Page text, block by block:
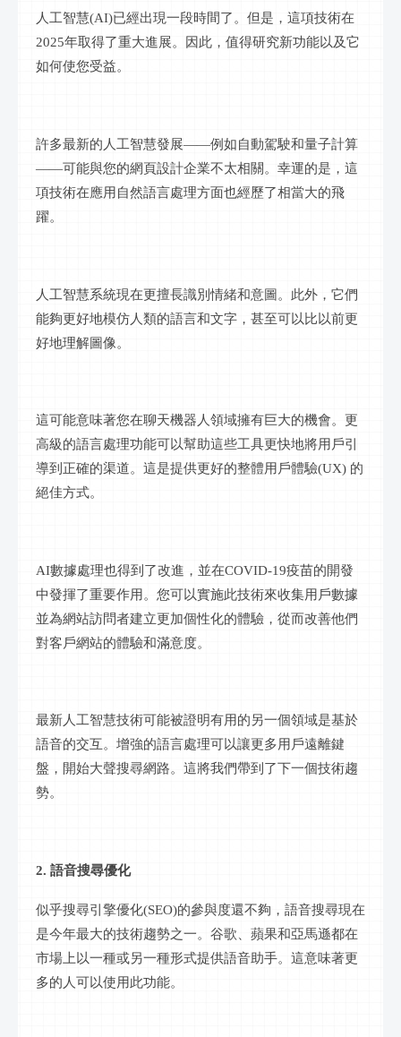
人工智慧(AI)已經出現一段時間了。但是，這項技術在
2025年取得了重大進展。因此，值得研究新功能以及它
如何使您受益。
許多最新的人工智慧發展——例如自動駕駛和量子計算
——可能與您的網頁設計企業不太相關。幸運的是，這
項技術在應用自然語言處理方面也經歷了相當大的飛
躍。
人工智慧系統現在更擅長識別情緒和意圖。此外，它們
能夠更好地模仿人類的語言和文字，甚至可以比以前更
好地理解圖像。
這可能意味著您在聊天機器人領域擁有巨大的機會。更
高級的語言處理功能可以幫助這些工具更快地將用戶引
導到正確的渠道。這是提供更好的整體用戶體驗(UX) 的
絕佳方式。
AI數據處理也得到了改進，並在COVID-19疫苗的開發
中發揮了重要作用。您可以實施此技術來收集用戶數據
並為網站訪問者建立更加個性化的體驗，從而改善他們
對客戶網站的體驗和滿意度。
最新人工智慧技術可能被證明有用的另一個領域是基於
語音的交互。增強的語言處理可以讓更多用戶遠離鍵
盤，開始大聲搜尋網路。這將我們帶到了下一個技術趨
勢。
2. 語音搜尋優化
似乎搜尋引擎優化(SEO)的參與度還不夠，語音搜尋現在
是今年最大的技術趨勢之一。谷歌、蘋果和亞馬遜都在
市場上以一種或另一種形式提供語音助手。這意味著更
多的人可以使用此功能。